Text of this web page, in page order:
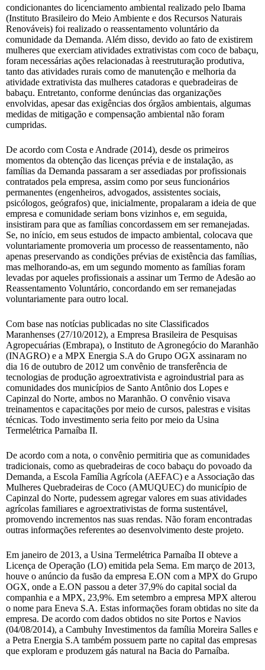
condicionantes do licenciamento ambiental realizado pelo Ibama
(Instituto Brasileiro do Meio Ambiente e dos Recursos Naturais
Renováveis) foi realizado o reassentamento voluntário da
comunidade da Demanda. Além disso, devido ao fato de existirem
mulheres que exerciam atividades extrativistas com coco de babaçu,
foram necessárias ações relacionadas à reestruturação produtiva,
tanto das atividades rurais como de manutenção e melhoria da
atividade extrativista das mulheres catadoras e quebradeiras de
babaçu. Entretanto, conforme denúncias das organizações
envolvidas, apesar das exigências dos órgãos ambientais, algumas
medidas de mitigação e compensação ambiental não foram
cumpridas.
De acordo com Costa e Andrade (2014), desde os primeiros
momentos da obtenção das licenças prévia e de instalação, as
famílias da Demanda passaram a ser assediadas por profissionais
contratados pela empresa, assim como por seus funcionários
permanentes (engenheiros, advogados, assistentes sociais,
psicólogos, geógrafos) que, inicialmente, propalaram a ideia de que
empresa e comunidade seriam bons vizinhos e, em seguida,
insistiram para que as famílias concordassem em ser remanejadas.
Se, no início, em seus estudos de impacto ambiental, colocava que
voluntariamente promoveria um processo de reassentamento, não
apenas preservando as condições prévias de existência das famílias,
mas melhorando-as, em um segundo momento as famílias foram
levadas por aqueles profissionais a assinar um Termo de Adesão ao
Reassentamento Voluntário, concordando em ser remanejadas
voluntariamente para outro local.
Com base nas notícias publicadas no site Classificados
Maranhenses (27/10/2012), a Empresa Brasileira de Pesquisas
Agropecuárias (Embrapa), o Instituto de Agronegócio do Maranhão
(INAGRO) e a MPX Energia S.A do Grupo OGX assinaram no
dia 16 de outubro de 2012 um convênio de transferência de
tecnologias de produção agroextrativista e agroindustrial para as
comunidades dos municípios de Santo Antônio dos Lopes e
Capinzal do Norte, ambos no Maranhão. O convênio visava
treinamentos e capacitações por meio de cursos, palestras e visitas
técnicas. Todo investimento seria feito por meio da Usina
Termelétrica Parnaíba II.
De acordo com a nota, o convênio permitiria que as comunidades
tradicionais, como as quebradeiras de coco babaçu do povoado da
Demanda, a Escola Família Agrícola (AEFAC) e a Associação das
Mulheres Quebradeiras de Coco (AMUQUEC) do município de
Capinzal do Norte, pudessem agregar valores em suas atividades
agrícolas familiares e agroextrativistas de forma sustentável,
promovendo incrementos nas suas rendas. Não foram encontradas
outras informações referentes ao desenvolvimento deste projeto.
Em janeiro de 2013, a Usina Termelétrica Parnaíba II obteve a
Licença de Operação (LO) emitida pela Sema. Em março de 2013,
houve o anúncio da fusão da empresa E.ON com a MPX do Grupo
OGX, onde a E.ON passou a deter 37,9% do capital social da
companhia e a MPX, 23,9%. Em setembro a empresa MPX alterou
o nome para Eneva S.A. Estas informações foram obtidas no site da
empresa. De acordo com dados obtidos no site Portos e Navios
(04/08/2014), a Cambuhy Investimentos da família Moreira Salles e
a Petra Energia S.A também possuem parte no capital das empresas
que exploram e produzem gás natural na Bacia do Parnaíba.